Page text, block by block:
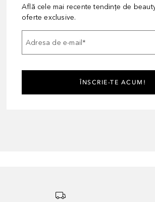
Află cele mai recente tendințe de
oferte exclusive.
Adresa de e-mail *
ÎNSCRIE-TE ACUM!